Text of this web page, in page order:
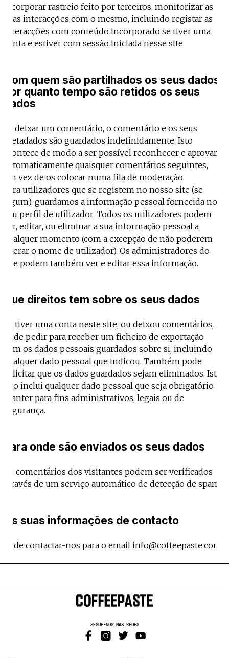
incorporar rastreio feito por terceiros, monitorizar as
suas interacções com o mesmo, incluindo registar as
interacções com conteúdo incorporado se tiver uma
conta e estiver com sessão iniciada nesse site.
Com quem são partilhados os seus dados
Por quanto tempo são retidos os seus
dados
Se deixar um comentário, o comentário e os seus
metadados são guardados indefinidamente. Isto
acontece de modo a ser possível reconhecer e aprovar
automaticamente quaisquer comentários seguintes,
em vez de os colocar numa fila de moderação.
Para utilizadores que se registem no nosso site (se
algum), guardamos a informação pessoal fornecida no
seu perfil de utilizador. Todos os utilizadores podem
ver, editar, ou eliminar a sua informação pessoal a
qualquer momento (com a excepção de não poderem
alterar o nome de utilizador). Os administradores do
site podem também ver e editar essa informação.
Que direitos tem sobre os seus dados
Se tiver uma conta neste site, ou deixou comentários,
pode pedir para receber um ficheiro de exportação
com os dados pessoais guardados sobre si, incluindo
qualquer dado pessoal que indicou. Também pode
solicitar que os dados guardados sejam eliminados. Isto
não inclui qualquer dado pessoal que seja obrigatório
manter para fins administrativos, legais ou de
segurança.
Para onde são enviados os seus dados
Os comentários dos visitantes podem ser verificados
através de um serviço automático de detecção de spam.
As suas informações de contacto
Pode contactar-nos para o email info@coffeepaste.com
SEGUE-NOS NAS REDES